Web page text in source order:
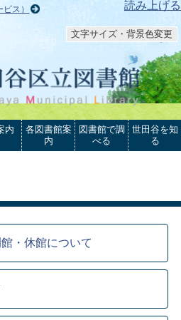
読み上げる
ス）
文字サイズ・背景色変更
内
各図書館案
内
図書館で調
べる
世田谷を知
る
・休館について